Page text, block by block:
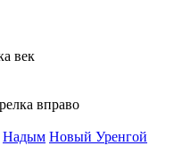
Надым Новый Уренгой